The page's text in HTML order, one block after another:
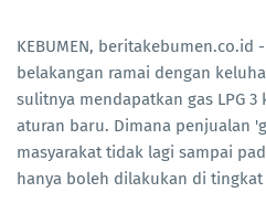
KEBUMEN,
belakangan ramai dengan
sulitnya mendapatkan gas LPG
aturan baru. Dimana penjualan
masyarakat tidak lagi sampai
hanya boleh dilakukan di tingkat